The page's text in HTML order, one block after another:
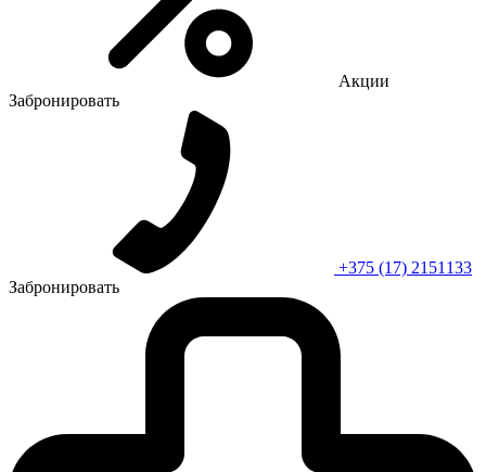
Акции
Забронировать
+375 (17) 2151133
Забронировать